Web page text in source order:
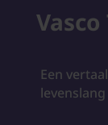
Een